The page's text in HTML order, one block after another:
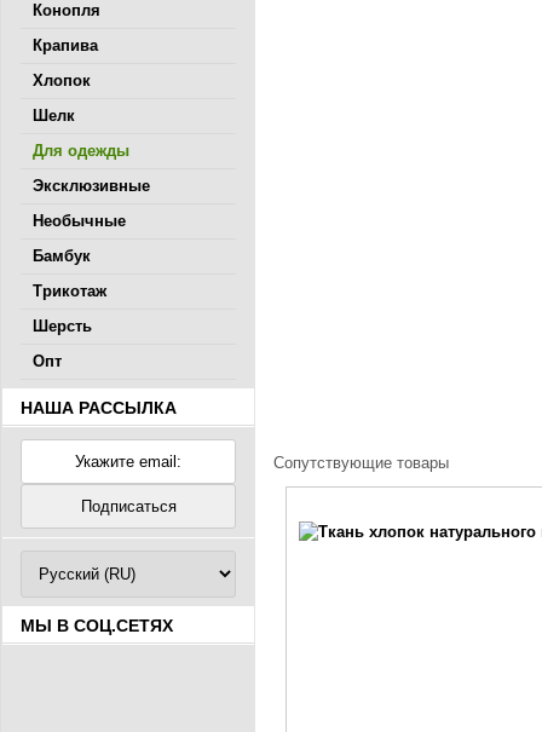
Сопутствующие товары
Конопля
Крапива
Хлопок
Шелк
Для одежды
Эксклюзивные
Необычные
Бамбук
Трикотаж
Шерсть
Опт
НАША РАССЫЛКА
МЫ В СОЦ.СЕТЯХ